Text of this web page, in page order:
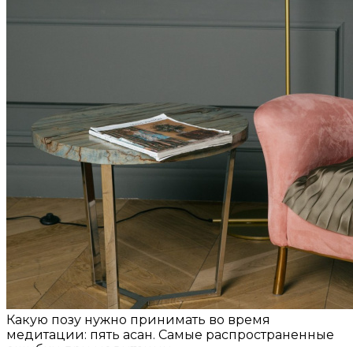
Какую позу нужно принимать во время
медитации: пять асан. Самые распространенные